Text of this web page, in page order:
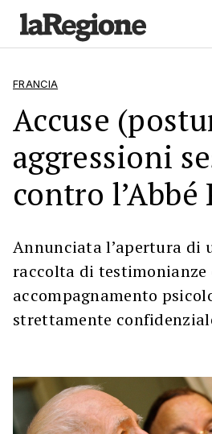
FRANCIA
Accuse
aggressioni
contro l’Abbé
Annunciata l’apertura di
raccolta di testimonianze
accompagnamento
strettamente